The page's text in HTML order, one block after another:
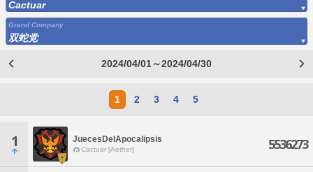
Cactuar
Grand Company
双蛇党
2024/04/01～2024/04/30
1 2 3 4 5
1 JuecesDelApocalipsis
Cactuar [Aether] 5536273